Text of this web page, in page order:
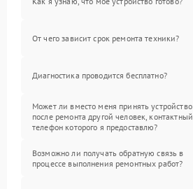
От чего зависит срок ремонта техники?
Диагностика проводится бесплатно?
Может ли вместо меня принять устройство
после ремонта другой человек, контактный
телефон которого я предоставлю?
Возможно ли получать обратную связь в
процессе выполнения ремонтных работ?